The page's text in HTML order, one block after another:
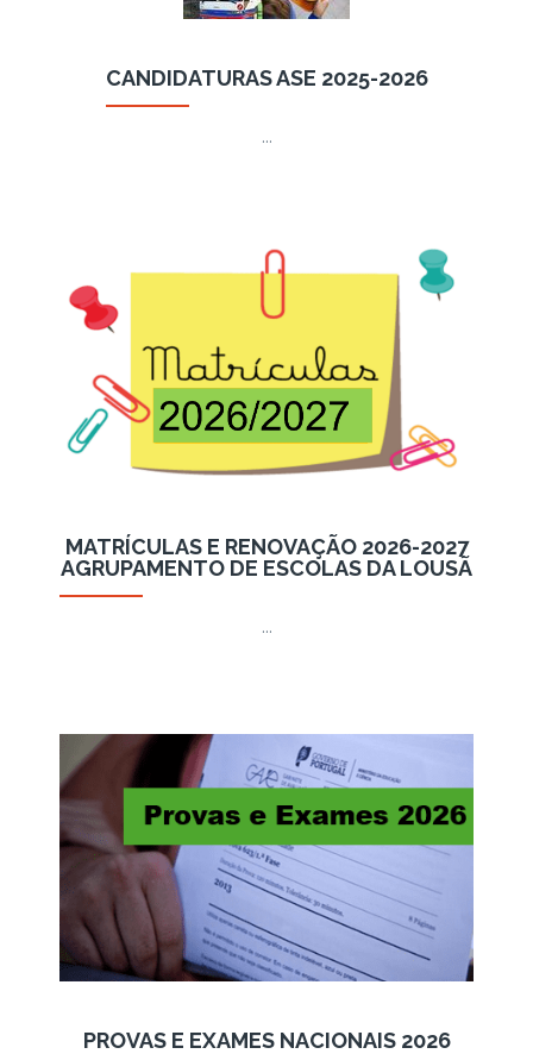
CANDIDATURAS ASE 2025-2026
…
MATRÍCULAS E RENOVAÇÃO 2026-2027
AGRUPAMENTO DE ESCOLAS DA LOUSÃ
…
PROVAS E EXAMES NACIONAIS 2026